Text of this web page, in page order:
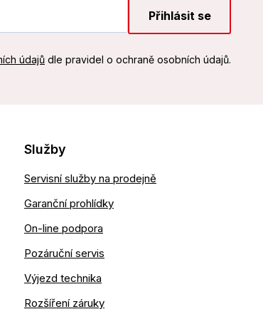
Přihlásit se
údajůdle pravidel o ochraně osobních údajů.
Služby
Servisní služby na prodejně
Garanční prohlídky
On-line podpora
Pozáruční servis
Výjezd technika
Rozšíření záruky